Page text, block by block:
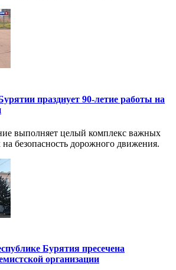
празднует 90-летие работы на
выполняет целый комплекс важных
безопасность дорожного движения.
Бурятия пресечена
организации